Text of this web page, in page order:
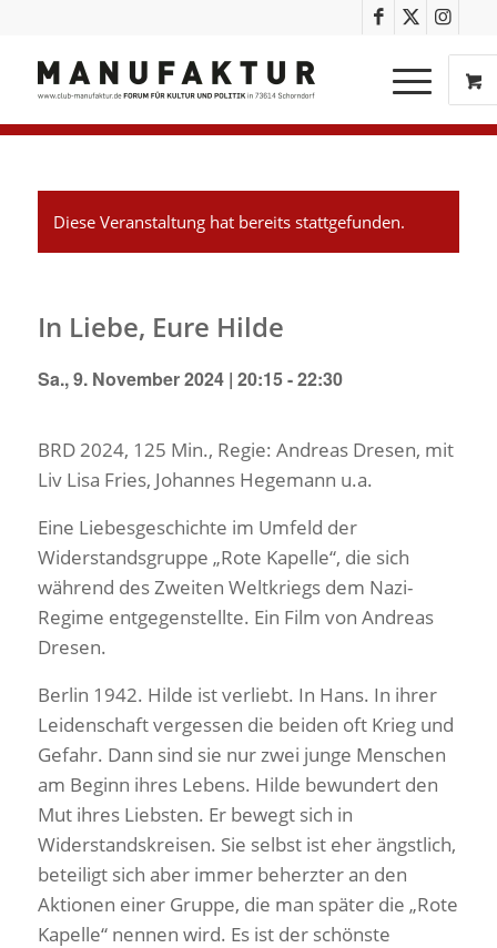
Diese Veranstaltung hat bereits stattgefunden.
In Liebe, Eure Hilde
Sa., 9. November 2024 | 20:15-22:30
BRD 2024, 125 Min., Regie: Andreas Dresen, mit
Liv Lisa Fries, Johannes Hegemann u.a.
Eine Liebesgeschichte im Umfeld der
Widerstandsgruppe „Rote Kapelle“, die sich
während des Zweiten Weltkriegs dem Nazi-
Regime entgegenstellte. Ein Film von Andreas
Dresen.
Berlin 1942. Hilde ist verliebt. In Hans. In ihrer
Leidenschaft vergessen die beiden oft Krieg und
Gefahr. Dann sind sie nur zwei junge Menschen
am Beginn ihres Lebens. Hilde bewundert den
Mut ihres Liebsten. Er bewegt sich in
Widerstandskreisen. Sie selbst ist eher ängstlich,
beteiligt sich aber immer beherzter an den
Aktionen einer Gruppe, die man später die „Rote
Kapelle“ nennen wird. Es ist der schönste